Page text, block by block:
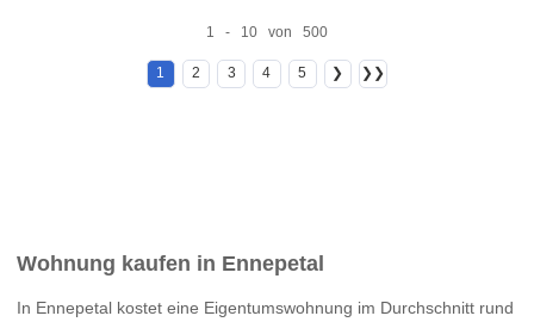
1 - 10 von 500
1 2 3 4 5 ❯ ❯❯
Wohnung kaufen in Ennepetal
In Ennepetal kostet eine Eigentumswohnung im Durchschnitt rund